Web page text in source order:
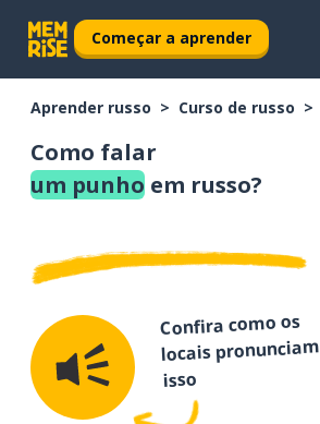
Começar a aprender
Aprender russo Curso de russo
Como falar
um punho em russo?
Confira como os
locais pronunciam
isso